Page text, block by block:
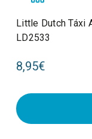
Little Dutch Táxi
LD2533
8,95€